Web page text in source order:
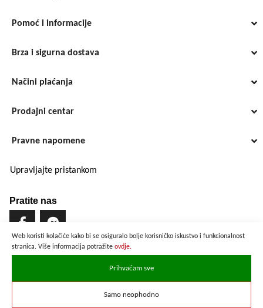
Web koristi kolačiće kako bi se osiguralo bolje korisničko iskustvo i funkcionalnost
stranica. Više informacija potražite ovdje.
Prihvaćam sve
Samo neophodno
Pomoć i informacije
Brza i sigurna dostava
Načini plaćanja
Prodajni centar
Pravne napomene
Upravljajte pristankom
Pratite nas
Brzo i sigurno plaćanje
Prikazane cijene su preračunate po službenom tečaju u iznosu od